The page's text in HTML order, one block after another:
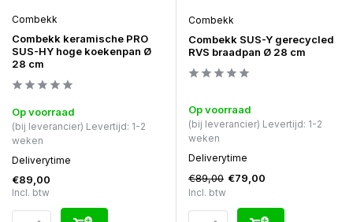
Combekk
Combekk keramische PRO
SUS-HY hoge koekenpan Ø
28 cm
Op voorraad
(bij leverancier) Levertijd: 1-2
weken
Deliverytime
€89,00
Incl. btw
Combekk
Combekk SUS-Y gerecycled
RVS braadpan Ø 28 cm
Op voorraad
(bij leverancier) Levertijd: 1-2
weken
Deliverytime
€89,00 €79,00
Incl. btw